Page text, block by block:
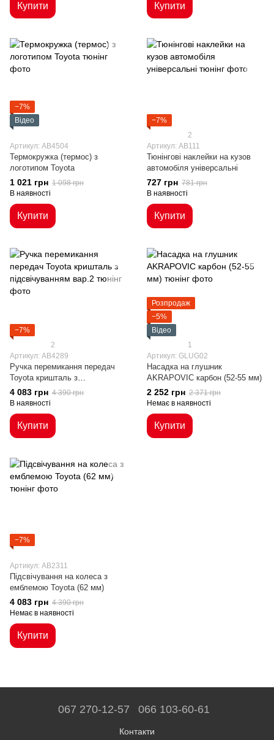
Купити Купити
−7%
Відео
Артикул: AB4504
Термокружка (термос) з
логотипом Toyota
1 021 грн 1 098 грн
В наявності
Купити
−7%
2
Артикул: AB111
Тюнінгові наклейки на кузов
автомобіля універсальні
727 грн 781 грн
В наявності
Купити
−7%
2
Артикул: AB4289
Ручка перемикання передач
Toyota кришталь з
підсвічуванням вар.2
4 083 грн 4 390 грн
В наявності
Купити
Розпродаж
−5%
Відео
1
Артикул: GLUG02
Насадка на глушник
AKRAPOVIC карбон (52-55 мм)
2 252 грн 2 371 грн
Немає в наявності
Купити
−7%
Артикул: AB2311
Підсвічування на колеса з
емблемою Toyota (62 мм)
4 083 грн 4 390 грн
Немає в наявності
Купити
067 270-12-57 066 103-60-61
Контакти